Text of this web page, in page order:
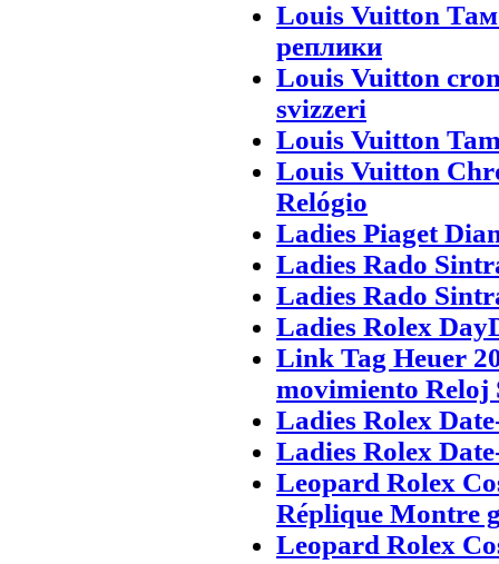
Louis Vuitton
реплики
Louis Vuitton
svizzeri
Louis Vuitton
Louis Vuitton
Relógio
Ladies Piaget
Ladies Rado
Ladies Rado
Ladies Rolex
Link Tag Heuer
movimiento Reloj
Ladies Rolex
Ladies Rolex
Leopard Rolex
Réplique Montre
Leopard Rolex